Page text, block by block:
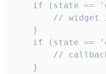
if (state ==
// widget
    }
if (state ==
//
    }